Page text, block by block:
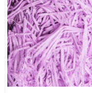
Единица измерения
ЦветНоменклатуры